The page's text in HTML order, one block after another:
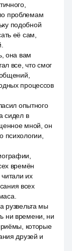
проблемам
подобной
её сам,
она вам
все, что смог
процессов
опытного
сидел в
мной, он
психологии,
времён
их
всех
рузвельта мы
ни времени, ни
которые
друзей и